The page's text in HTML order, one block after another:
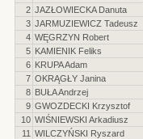
2 JAZŁOWIECKA Danuta
3 JARMUZIEWICZ Tadeusz
4 WĘGRZYN Robert
5 KAMIENIK Feliks
6 KRUPA Adam
7 OKRĄGŁY Janina
8 BUŁA Andrzej
9 GWOZDECKI Krzysztof
10 WIŚNIEWSKI Arkadiusz
11 WILCZYŃSKI Ryszard